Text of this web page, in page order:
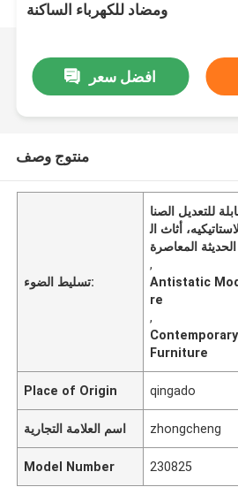
ومضاد للكهرباء الساكنة
افضل سعر
منتوج وصف
تسليط الضوء:
للتعديل الصنا
أثاث ال
المعاصرة
,
Antistatic
re
,
Furniture
Place of Origin qingado
اسم العلامة التجارية zhongcheng
Model Number 230825